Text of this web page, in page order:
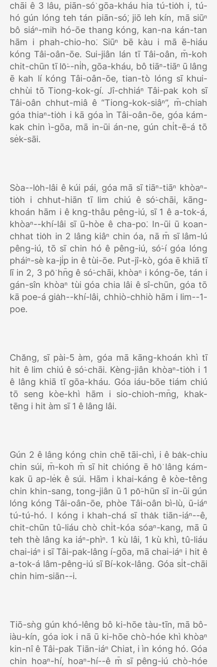
chāi ê 3 lâu, piān-só͘ gōa-kháu hia tú-tio̍h i, tú-
hó gún lóng teh tán piān-só͘, jiō leh kín, mā siūⁿ
bô siáⁿ-mih hó-ōe thang kóng, kan-na kán-tan
hām i phah-chio-ho͘. Siūⁿ bē kàu i mā ē-hiáu
kóng Tâi-oân-ōe. Sui-jiân lán tī Tâi-oân, m̄-koh
chit-chūn tī lō͘--ni̍h, gōa-kháu, bô tiāⁿ-tiāⁿ ū lâng
ē kah lí kóng Tâi-oân-ōe, tian-tò lóng sī khui-
chhùi tō Tiong-kok-gí. Jî-chhiáⁿ Tâi-pak koh sī
Tâi-oân chhut-miâ ê “Tiong-kok-siâⁿ”, m̄-chiah
góa thiaⁿ-tio̍h i kā góa ìn Tâi-oân-ōe, góa kám-
kak chin ì-gōa, mā in-ūi án-ne, gún chi̍t-ē-á tō
se̍k-sāi.
Sòa--lo̍h-lâi ê kúi pái, góa mā sī tiāⁿ-tiāⁿ khòaⁿ-
tio̍h i chhut-hiān tī lim chiú ê só͘-chāi, kāng-
khoán hām i ê kng-thâu pêng-iú, sī 1 ê a-tok-á,
khòaⁿ--khí-lâi sī ū-hòe ê cha-po͘. In-ūi ū koan-
chhat tio̍h in 2 lâng kiâⁿ chin óa, nā m̄ sī lâm-lú
pêng-iú, tō sī chin hó ê pêng-iú, só͘-í góa lóng
pháiⁿ-sè ka-ji̍p in ê tùi-ōe. Put-jî-kò, góa ē khiā tī
lī in 2, 3 pō͘ hn̄g ê só͘-chāi, khòaⁿ i kóng-ōe, tán i
gán-sîn khòaⁿ tùi góa chia lâi ê sî-chūn, góa tō
kā poe-á gia̍h--khí-lâi, chhiò-chhiò hām i lim--1-
poe.
Chăng, sī pài-5 àm, góa mā kāng-khoán khì tī
hit ê lim chiú ê só͘-chāi. Kèng-jiân khòaⁿ-tio̍h i 1
ê lâng khiā tī gōa-kháu. Góa iáu-bōe tiám chiú
tō seng kòe-khì hām i sio-chioh-mn̄g, khak-
tēng i hit àm sī 1 ê lâng lâi.
Gún 2 ê lâng kóng chin chē tāi-chì, i ê ba̍k-chiu
chin súi, m̄-koh m̄ sī hit chióng ē hō͘ lâng kám-
kak ū ap-le̍k ê súi. Hām i khai-káng ê kòe-têng
chin khin-sang, tong-jiân ū 1 pō͘-hūn sī in-ūi gún
lóng kóng Tâi-oân-ōe, phòe Tâi-oân bì-lù, ū-iáⁿ
tú-tú-hó. I kóng i khah-chá sī tha̍k tiān-iáⁿ--ê,
chit-chūn tû-liáu chò chi̍t-kóa sóaⁿ-kang, mā ū
teh thè lâng ka iáⁿ-phìⁿ. 1 kù lâi, 1 kù khì, tû-liáu
chai-iáⁿ i sī Tâi-pak-lâng í-gōa, mā chai-iáⁿ i hit ê
a-tok-á lâm-pêng-iú sī Bí-kok-lâng. Góa si̍t-chāi
chin him-siān--i.
Tiō-sǹg gún khó-lêng bô ki-hōe tàu-tīn, mā bô-
iàu-kín, góa iok i nā ū ki-hōe chò-hóe khì khòaⁿ
kin-nî ê Tâi-pak Tiān-iáⁿ Chiat, i ìn kóng hó. Góa
chin hoaⁿ-hí, hoaⁿ-hí--ê m̄ sī pêng-iú chò-hóe